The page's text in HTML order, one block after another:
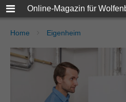
Online-Magazin für
Home Eigenheim